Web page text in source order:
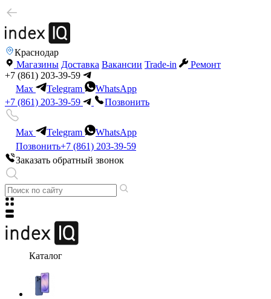
Краснодар
Магазины Доставка Вакансии Trade-in
Ремонт
+7 (861) 203-39-59
Max
Telegram
WhatsApp
+7 (861) 203-39-59
Позвонить
Max Telegram
WhatsApp
Позвонить+7 (861) 203-39-59
Заказать обратный звонок
Каталог